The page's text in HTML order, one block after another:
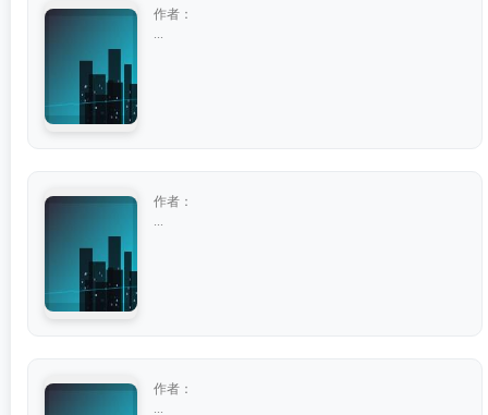
作者：
作者：
作者：